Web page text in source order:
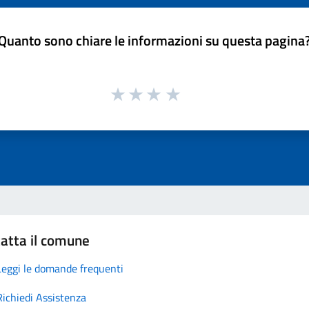
sono chiare le informazioni su questa
il comune
le domande frequenti
Assistenza